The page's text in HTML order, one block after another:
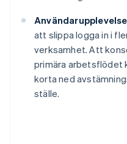
att slippa logga in i
verksamhet. Att
primära arbetsflödet
korta ned
ställe.